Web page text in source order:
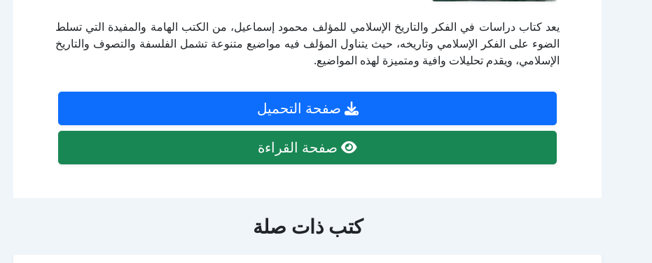
يعد كتاب دراسات في الفكر والتاريخ الإسلامي للمؤلف محمود إسماعيل، من الكتب الهامة والمفيدة التي تسلط
الضوء على الفكر الإسلامي وتاريخه، حيث يتناول المؤلف فيه مواضيع متنوعة تشمل الفلسفة والتصوف والتاريخ
الإسلامي، ويقدم تحليلات وافية ومتميزة لهذه المواضيع.
صفحة التحميل
صفحة القراءة
كتب ذات صلة